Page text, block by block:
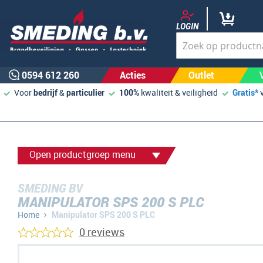
LOGIN
0594 612 260 Acties Outlet
Voorbedrijf&particulier 100% kwaliteit & veiligheid Gratis*
Open productgroep menu
SMEDING BV
MANIPULATOR SPS 200 S PLC
Home Manipulator SPS 200 S PLC
0 reviews
Ga